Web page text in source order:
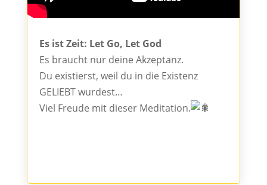
Es ist Zeit: Let Go, Let God
Es braucht nur deine Akzeptanz.
Du existierst, weil du in die Existenz
GELIEBT wurdest…
Viel Freude mit dieser Meditation.